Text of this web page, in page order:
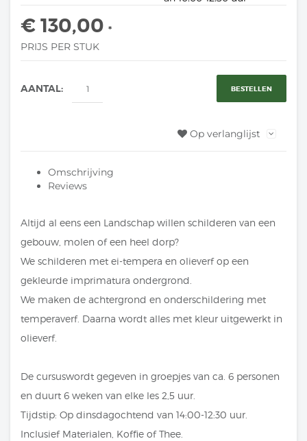
€ 130,00 *
PRIJS PER STUK
AANTAL: BESTELLEN
Op verlanglijst
Omschrijving
Reviews
Altijd al eens een Landschap willen schilderen van een
gebouw, molen of een heel dorp?
We schilderen met ei-tempera en olieverf op een
gekleurde imprimatura ondergrond.
We maken de achtergrond en onderschildering met
temperaverf. Daarna wordt alles met kleur uitgewerkt in
olieverf.
De cursuswordt gegeven in groepjes van ca. 6 personen
en duurt 6 weken van elke les 2,5 uur.
Tijdstip: Op dinsdagochtend van 14:00-12:30 uur.
Inclusief Materialen, Koffie of Thee.